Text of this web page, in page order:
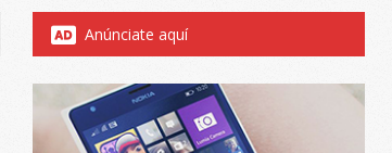
Anúnciate aquí